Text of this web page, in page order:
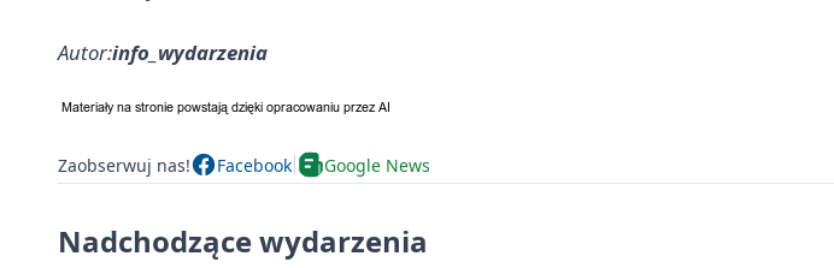
Autor:info_wydarzenia
Zaobserwuj nas! Facebook Google News
Nadchodzące wydarzenia